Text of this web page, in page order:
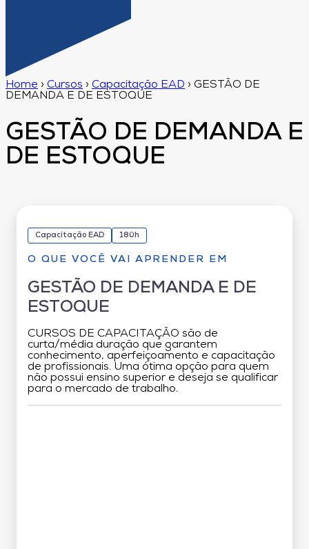
Home › Cursos › Capacitação EAD › GESTÃO DE
DEMANDA E DE ESTOQUE
GESTÃO DE DEMANDA E
DE ESTOQUE
Capacitação EAD 180h
O QUE VOCÊ VAI APRENDER EM
GESTÃO DE DEMANDA E DE
ESTOQUE
CURSOS DE CAPACITAÇÃO são de
curta/média duração que garantem
conhecimento, aperfeiçoamento e capacitação
de profissionais. Uma ótima opção para quem
não possui ensino superior e deseja se qualificar
para o mercado de trabalho.